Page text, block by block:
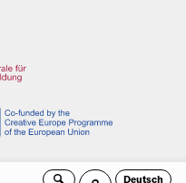
Search
Guided
Deutsch